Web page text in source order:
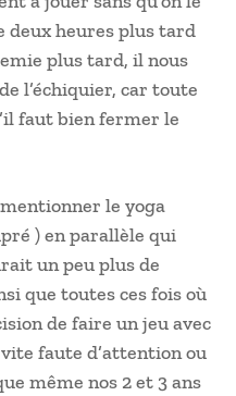
deux heures plus tard
plus tard, il nous
l’échiquier, car toute
faut bien fermer le
mentionner le yoga
) en parallèle qui
un peu plus de
que toutes ces fois où
de faire un jeu avec
faute d’attention ou
même nos 2 et 3 ans